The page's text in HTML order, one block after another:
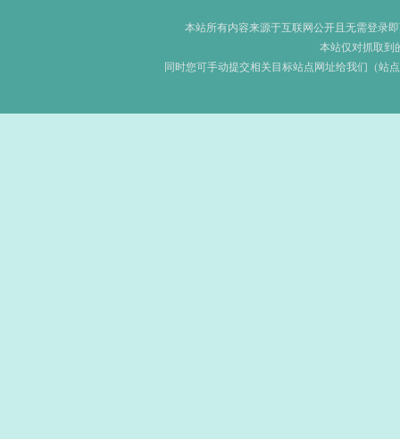
本站所有内容来源于互联网公开且无需登录
本站仅对抓取到
同时您可手动提交相关目标站点网址给我们（站